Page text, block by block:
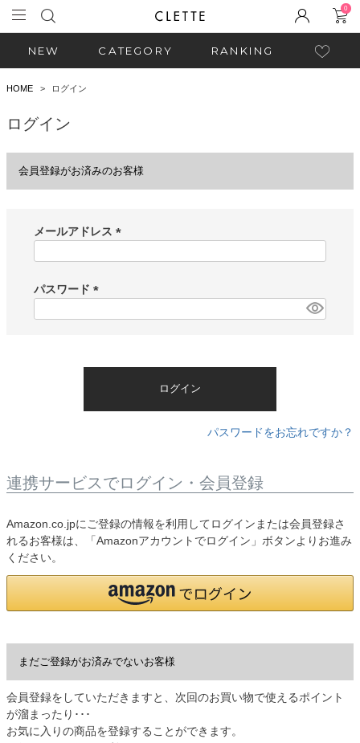
0
NEW CATEGORY RANKING
HOME ログイン
ログイン
会員登録がお済みのお客様
メールアドレス
)
パスワード
ログイン
パスワードをお忘れですか？
連携サービスでログイン・会員登録
Amazon.co.jpにご登録の情報を利用してログインまたは会員登録さ
れるお客様は、「Amazonアカウントでログイン」ボタンよりお進み
ください。
まだご登録がお済みでないお客様
会員登録をしていただきますと、次回のお買い物で使えるポイント
が溜まったり･･･
お気に入りの商品を登録することができます。